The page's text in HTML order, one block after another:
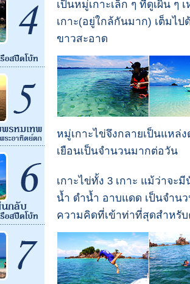
เป็นหมู่เกาะเล็ก ๆ ที่ดูเผิน
เกาะ(อยู่ใกล้กันมาก) เต็มไ
ขาวสะอาด
หมู่เกาะไข่จึงกลายเป็นแหล่
เยือนเป็นจำนวนมากต่อวัน
เกาะไข่ทั้ง 3 เกาะ แม้ว่าจ
น้ำ ดำน้ำ อาบแดด เป็นจำน
ความคิดที่เข้าท่าที่สุดสำหรับ